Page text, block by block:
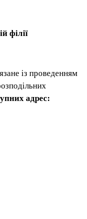
філії
із проведенням
адрес: